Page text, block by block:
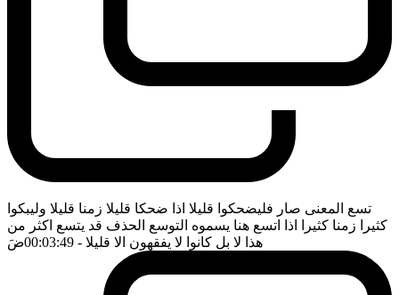
تسع المعنى صار فليضحكوا قليلا اذا ضحكا قليلا زمنا قليلا وليبكوا
كثيرا زمنا كثيرا اذا اتسع هنا يسموه التوسع الحذف قد يتسع اكثر من
هذا لا بل كانوا لا يفقهون الا قليلا - 00:03:49 ضَ